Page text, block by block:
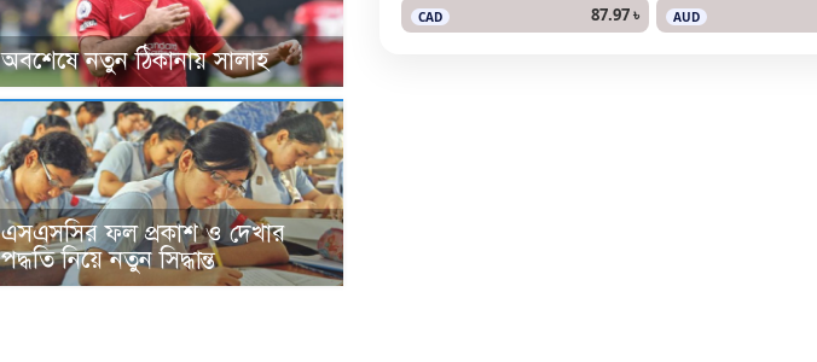
অবশেষে নতুন ঠিকানায় সালাহ
এসএসসির ফল প্রকাশ ও দেখার
পদ্ধতি নিয়ে নতুন সিদ্ধান্ত
CAD 87.97 ৳ AUD